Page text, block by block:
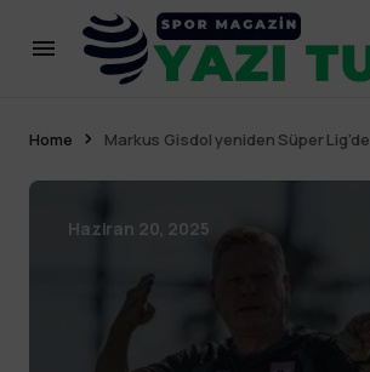
Home Markus Gisdol yeniden Süper Lig’de
Haziran 20, 2025